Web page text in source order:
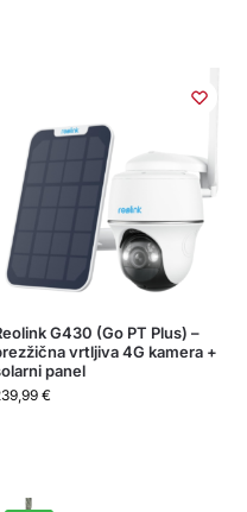
G430 (Go PT Plus) –
vrtljiva 4G kamera +
panel
€